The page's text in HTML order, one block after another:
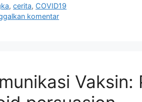
,cerita, COVID19
komentar